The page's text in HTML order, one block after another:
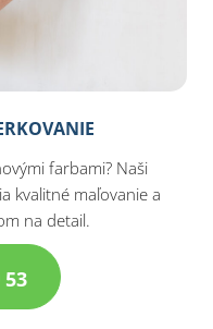
farbami? Naši
kvalitné maľovanie a
na detail.
53